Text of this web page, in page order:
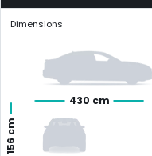
Dimensions
430 cm
156 cm